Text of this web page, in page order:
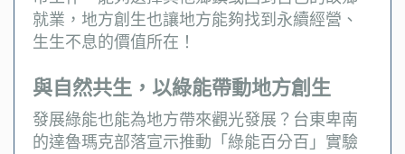
就業，地方創生也讓地方能夠找到永續經營、
生生不息的價值所在！
與自然共生，以綠能帶動地方創生
發展綠能也能為地方帶來觀光發展？台東卑南
的達魯瑪克部落宣示推動「綠能百分百」實驗